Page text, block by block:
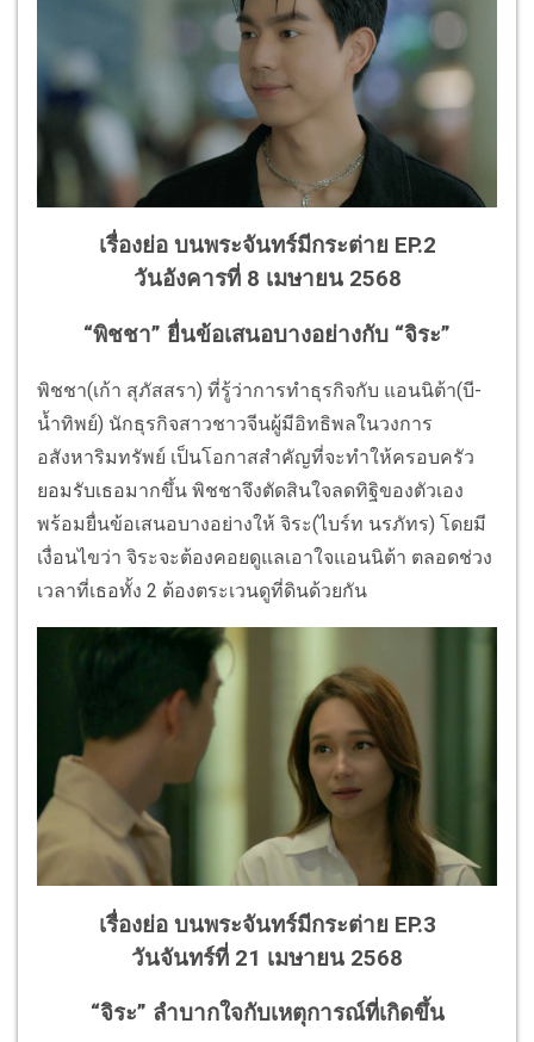
เรื่องย่อ บนพระจันทร์มีกระต่าย EP.2
วันอังคารที่ 8 เมษายน 2568
“พิชชา” ยื่นข้อเสนอบางอย่างกับ “จิระ”
พิชชา(เก้า สุภัสสรา) ที่รู้ว่าการทำธุรกิจกับ แอนนิต้า(บี-
น้ำทิพย์) นักธุรกิจสาวชาวจีนผู้มีอิทธิพลในวงการ
อสังหาริมทรัพย์ เป็นโอกาสสำคัญที่จะทำให้ครอบครัว
ยอมรับเธอมากขึ้น พิชชาจึงตัดสินใจลดทิฐิของตัวเอง
พร้อมยื่นข้อเสนอบางอย่างให้ จิระ(ไบร์ท นรภัทร) โดยมี
เงื่อนไขว่า จิระจะต้องคอยดูแลเอาใจแอนนิต้า ตลอดช่วง
เวลาที่เธอทั้ง 2 ต้องตระเวนดูที่ดินด้วยกัน
เรื่องย่อ บนพระจันทร์มีกระต่าย EP.3
วันจันทร์ที่ 21 เมษายน 2568
“จิระ” ลำบากใจกับเหตุการณ์ที่เกิดขึ้น